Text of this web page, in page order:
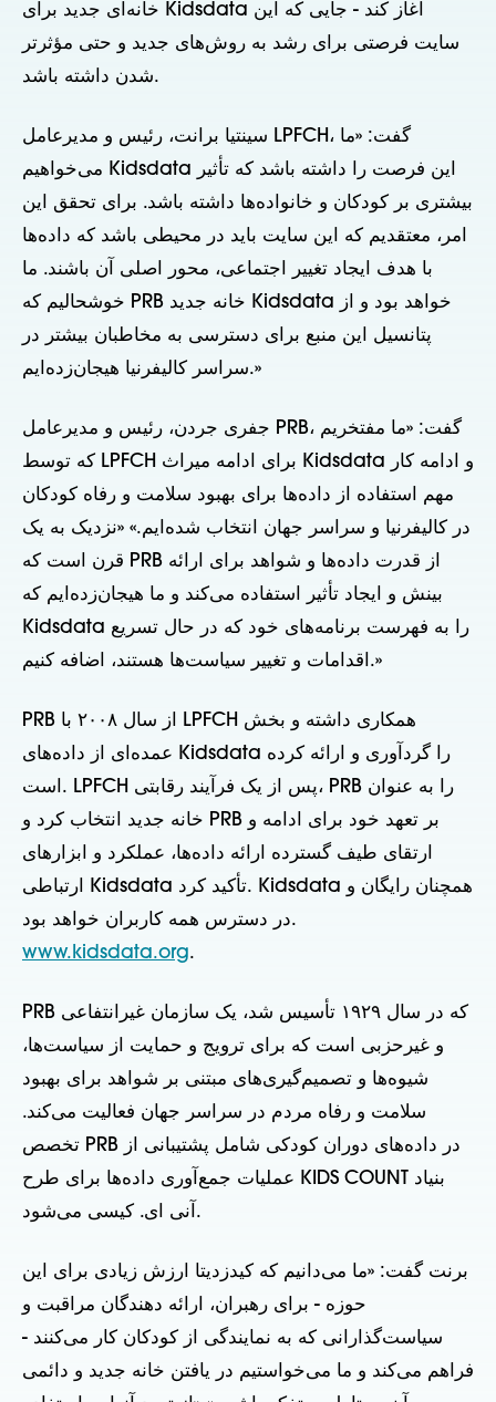
خانه‌ای جدید برای Kidsdata آغاز کند - جایی که این
سایت فرصتی برای رشد به روش‌های جدید و حتی مؤثرتر
شدن داشته باشد.
سینتیا برانت، رئیس و مدیرعامل LPFCH، گفت: «ما
می‌خواهیم Kidsdata این فرصت را داشته باشد که تأثیر
بیشتری بر کودکان و خانواده‌ها داشته باشد. برای تحقق این
امر، معتقدیم که این سایت باید در محیطی باشد که داده‌ها
با هدف ایجاد تغییر اجتماعی، محور اصلی آن باشند. ما
خوشحالیم که PRB خانه جدید Kidsdata خواهد بود و از
پتانسیل این منبع برای دسترسی به مخاطبان بیشتر در
سراسر کالیفرنیا هیجان‌زده‌ایم.»
جفری جردن، رئیس و مدیرعامل PRB، گفت: «ما مفتخریم
که توسط LPFCH برای ادامه میراث Kidsdata و ادامه کار
مهم استفاده از داده‌ها برای بهبود سلامت و رفاه کودکان
در کالیفرنیا و سراسر جهان انتخاب شده‌ایم.» «نزدیک به یک
قرن است که PRB از قدرت داده‌ها و شواهد برای ارائه
بینش و ایجاد تأثیر استفاده می‌کند و ما هیجان‌زده‌ایم که
Kidsdata را به فهرست برنامه‌های خود که در حال تسریع
اقدامات و تغییر سیاست‌ها هستند، اضافه کنیم.»
PRB از سال ۲۰۰۸ با LPFCH همکاری داشته و بخش
عمده‌ای از داده‌های Kidsdata را گردآوری و ارائه کرده
است. LPFCH پس از یک فرآیند رقابتی، PRB را به عنوان
خانه جدید انتخاب کرد و PRB بر تعهد خود برای ادامه و
ارتقای طیف گسترده ارائه داده‌ها، عملکرد و ابزارهای
ارتباطی Kidsdata تأکید کرد. Kidsdata همچنان رایگان و
در دسترس همه کاربران خواهد بود.
www.kidsdata.org.
PRB که در سال ۱۹۲۹ تأسیس شد، یک سازمان غیرانتفاعی
و غیرحزبی است که برای ترویج و حمایت از سیاست‌ها،
شیوه‌ها و تصمیم‌گیری‌های مبتنی بر شواهد برای بهبود
سلامت و رفاه مردم در سراسر جهان فعالیت می‌کند.
تخصص PRB در داده‌های دوران کودکی شامل پشتیبانی از
عملیات جمع‌آوری داده‌ها برای طرح KIDS COUNT بنیاد
آنی ای. کیسی می‌شود.
برنت گفت: «ما می‌دانیم که کیدزدیتا ارزش زیادی برای این
حوزه - برای رهبران، ارائه دهندگان مراقبت و
سیاست‌گذارانی که به نمایندگی از کودکان کار می‌کنند -
فراهم می‌کند و ما می‌خواستیم در یافتن خانه جدید و دائمی